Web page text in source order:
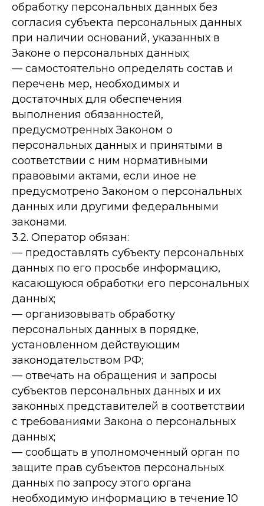
обработку персональных данных без
согласия субъекта персональных данных
при наличии оснований, указанных в
Законе о персональных данных;
— самостоятельно определять состав и
перечень мер, необходимых и
достаточных для обеспечения
выполнения обязанностей,
предусмотренных Законом о
персональных данных и принятыми в
соответствии с ним нормативными
правовыми актами, если иное не
предусмотрено Законом о персональных
данных или другими федеральными
законами.
3.2. Оператор обязан:
— предоставлять субъекту персональных
данных по его просьбе информацию,
касающуюся обработки его персональных
данных;
— организовывать обработку
персональных данных в порядке,
установленном действующим
законодательством РФ;
— отвечать на обращения и запросы
субъектов персональных данных и их
законных представителей в соответствии
с требованиями Закона о персональных
данных;
— сообщать в уполномоченный орган по
защите прав субъектов персональных
данных по запросу этого органа
необходимую информацию в течение 10